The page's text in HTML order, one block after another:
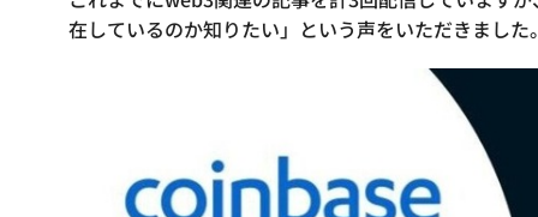
在しているのか知りたい」という声をいただきました